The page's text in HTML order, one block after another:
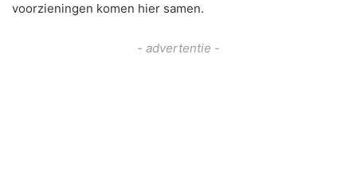
voorzieningen komen hier samen.
- advertentie -